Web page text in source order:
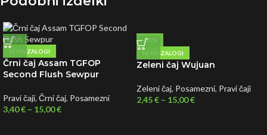
NI NA ZALOGI
Črni čaj Assam TGFOP
Second Flush Sewpur
Pravi čaji, Črni čaj, Posamezni
3,40€ – 15,00€
-30%
NI NA ZALOGI
Zeleni čaj Wujuan
Zeleni čaj, Posamezni, Pravi čaji
2,45€ – 15,00€